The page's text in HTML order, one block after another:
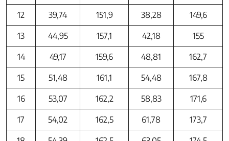
12 39,74 151,9 38,28 149,6
13 44,95 157,1 42,18 155
14 49,17 159,6 48,81 162,7
15 51,48 161,1 54,48 167,8
16 53,07 162,2 58,83 171,6
17 54,02 162,5 61,78 173,7